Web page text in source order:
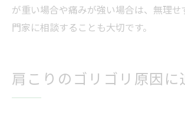
が重い場合や痛みが強い場合は、無理
門家に相談することも大切です。
肩こりのゴリゴリ原因に